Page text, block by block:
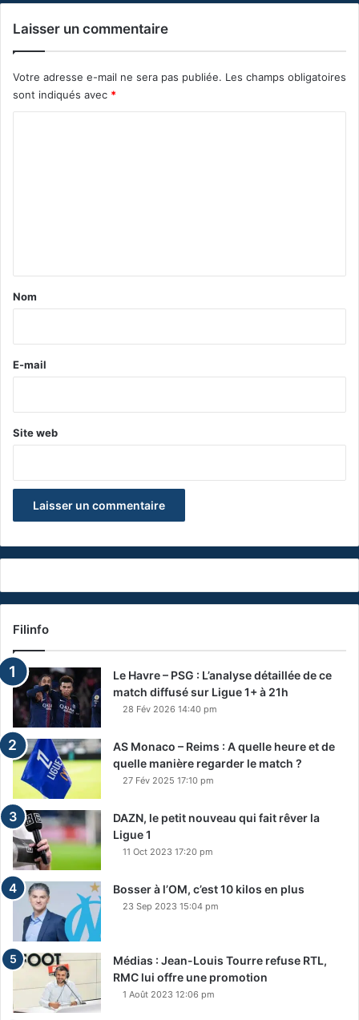
Laisser un commentaire
Votre adresse e-mail ne sera pas publiée. Les champs obligatoires
sont indiqués avec *
a
e
Nom
E-mail
Site web
Filinfo
Le Havre – PSG : L’analyse détaillée de ce
match diffusé sur Ligue 1+ à 21h
28 Fév 2026 14:40 pm
AS Monaco – Reims : A quelle heure et de
quelle manière regarder le match ?
27 Fév 2025 17:10 pm
DAZN, le petit nouveau qui fait rêver la
Ligue 1
11 Oct 2023 17:20 pm
Bosser à l’OM, c’est 10 kilos en plus
23 Sep 2023 15:04 pm
Médias : Jean-Louis Tourre refuse RTL,
RMC lui offre une promotion
1 Août 2023 12:06 pm